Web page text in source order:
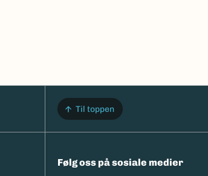
Til toppen
Følg oss på sosiale medier